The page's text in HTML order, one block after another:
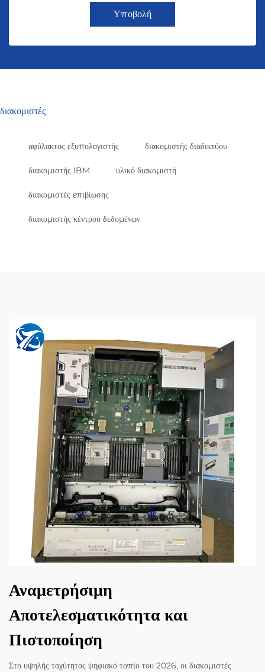
Υποβολή
διακομιστές
αφύλακτος εξυπολογιστής διακομιστής διαδικτύου
διακομιστής IBM υλικό διακομιστή
διακομιστές επιβίωσης
διακομιστής κέντρου δεδομένων
Αναμετρήσιμη
Αποτελεσματικότητα και
Πιστοποίηση
Στο υψηλής ταχύτητας ψηφιακό τοπίο του 2026, οι διακομιστές